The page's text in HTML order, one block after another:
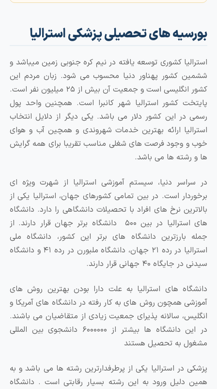
بورسیه های تحصیلی پزشکی استرالیا
استرالیا کشوری توسعه یافته در نیم کره جنوبی زمین میباشد و
ششمین کشور پهناور دنیا محسوب می شود. زبان مردم این
کشور انگلیسی است و جمعیت آن بیش از ۲۵ میلیون نفر است.
پایتخت کشور استرالیا شهر کانبرا است. همچنین واحد پول
رسمی در این کشور دلار می باشد. یکی دیگر از دلایل انتخاب
استرالیا ارائه بهترین خدمات شهروندی و همچین آب و هوای
خوب و وجود فرصت های شغلی مناسب تقریبا برای همه گرایش
ها و رشته ها می باشد.
در سراسر دنیا، سیستم آموزشی استرالیا از شهرت ویژه ای
برخوردار است. در بین تمامی کشورهای جهان، استرالیا یکی از
بالاترین نرخ های افراد با تحصیلات دانشگاهی را دارد. دانشگاه
های استرالیا در بین ۵۰۰ دانشگاه برتر جهان قرار دارند. از
جمله بارزترین دانشگاه های برتر این کشور، دانشگاه ملی
استرالیا در رده ۲۱ جهان، دانشگاه ملبورن در رده ۴۱ و دانشگاه
سیدنی در جایگاه ۴۰ جهانی قرار دارند.
دانشگاه های استرالیا به علت دارا بودن بهترین روش های
آموزشی همچون روش های به کار رفته در دانشگاه های آمریکا و
انگلیس، سالانه پذیرای جمعیت زیادی از متقاضیان می باشند.
در این دانشگاه ها بیشتر از ۶۰۰۰۰۰۰ دانشجوی بین المللی
مشغول به تحصیل هستند
پزشکی در استرالیا یکی از پرطرفدارترین رشته ها می باشد و به
همین دلیل ورود به این رشته بسیار رقابتی است . دانشگاه